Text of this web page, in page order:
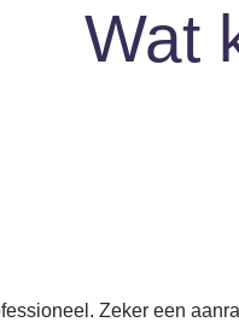
Wat
Zeker een